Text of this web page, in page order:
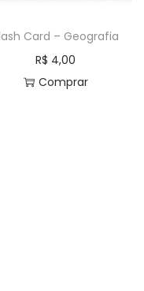
Card – Geografia
R$ 4,00
Comprar